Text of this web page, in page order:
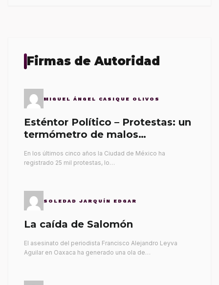
Firmas de Autoridad
MIGUEL ÁNGEL CASIQUE OLIVOS
Esténtor Político – Protestas: un
termómetro de malos
En los últimos cinco años la Ciudad de México ha
registrado 25 mil protestas, lo…
SOLEDAD JARQUÍN EDGAR
La caída de Salomón
El asesinato del periodista Francisco Alejandro Leyva
Aguilar en Oaxaca ha generado una ola de…